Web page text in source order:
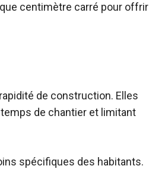
centimètre carré pour offrir
de construction. Elles
de chantier et limitant
spécifiques des habitants.